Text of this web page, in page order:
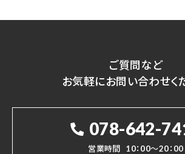
ご質問など
お気軽にお問い合わせく
078-642-
営業時間 10：00～20：00